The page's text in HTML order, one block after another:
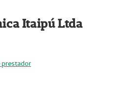
Itaipú Ltda
prestador